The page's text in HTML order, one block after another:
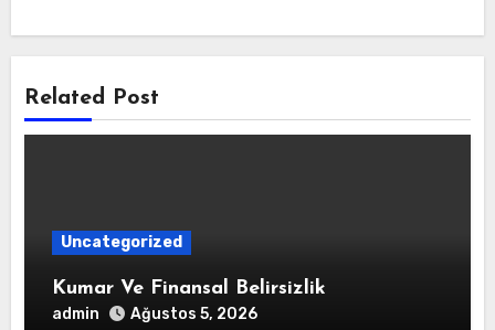
Related Post
Uncategorized
Kumar Ve Finansal Belirsizlik
admin Ağustos 5, 2026